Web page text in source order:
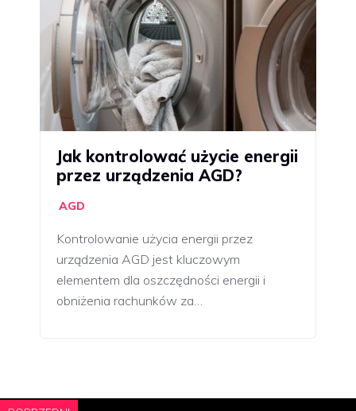
Jak kontrolować użycie energii
przez urządzenia AGD?
AGD
Kontrolowanie użycia energii przez
urządzenia AGD jest kluczowym
elementem dla oszczędności energii i
obniżenia rachunków za…